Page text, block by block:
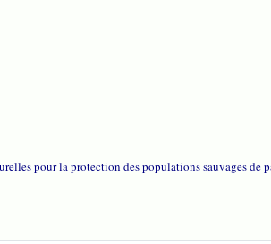
pour la protection des populations sauvages de